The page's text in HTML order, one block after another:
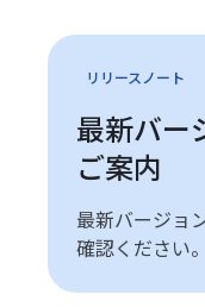
リリースノート
最新バー
ご案内
最新バージョ
確認ください。